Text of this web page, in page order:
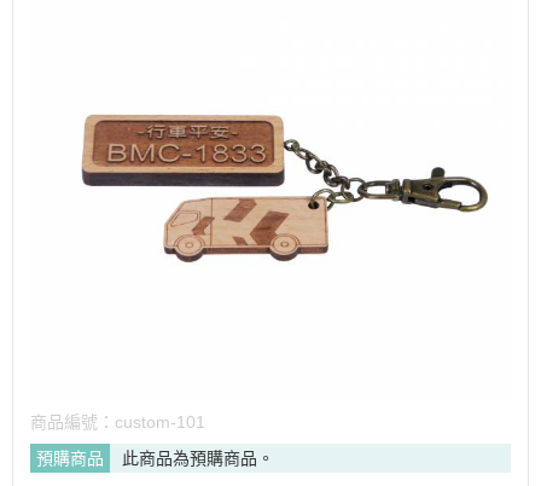
商品編號： custom-101
預購商品
此商品為預購商品。